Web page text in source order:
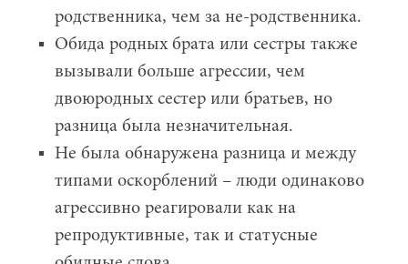
родственника, чем за не-родственника.
Обида родных брата или сестры также
вызывали больше агрессии, чем
двоюродных сестер или братьев, но
разница была незначительная.
Не была обнаружена разница и между
типами оскорблений – люди одинаково
агрессивно реагировали как на
репродуктивные, так и статусные